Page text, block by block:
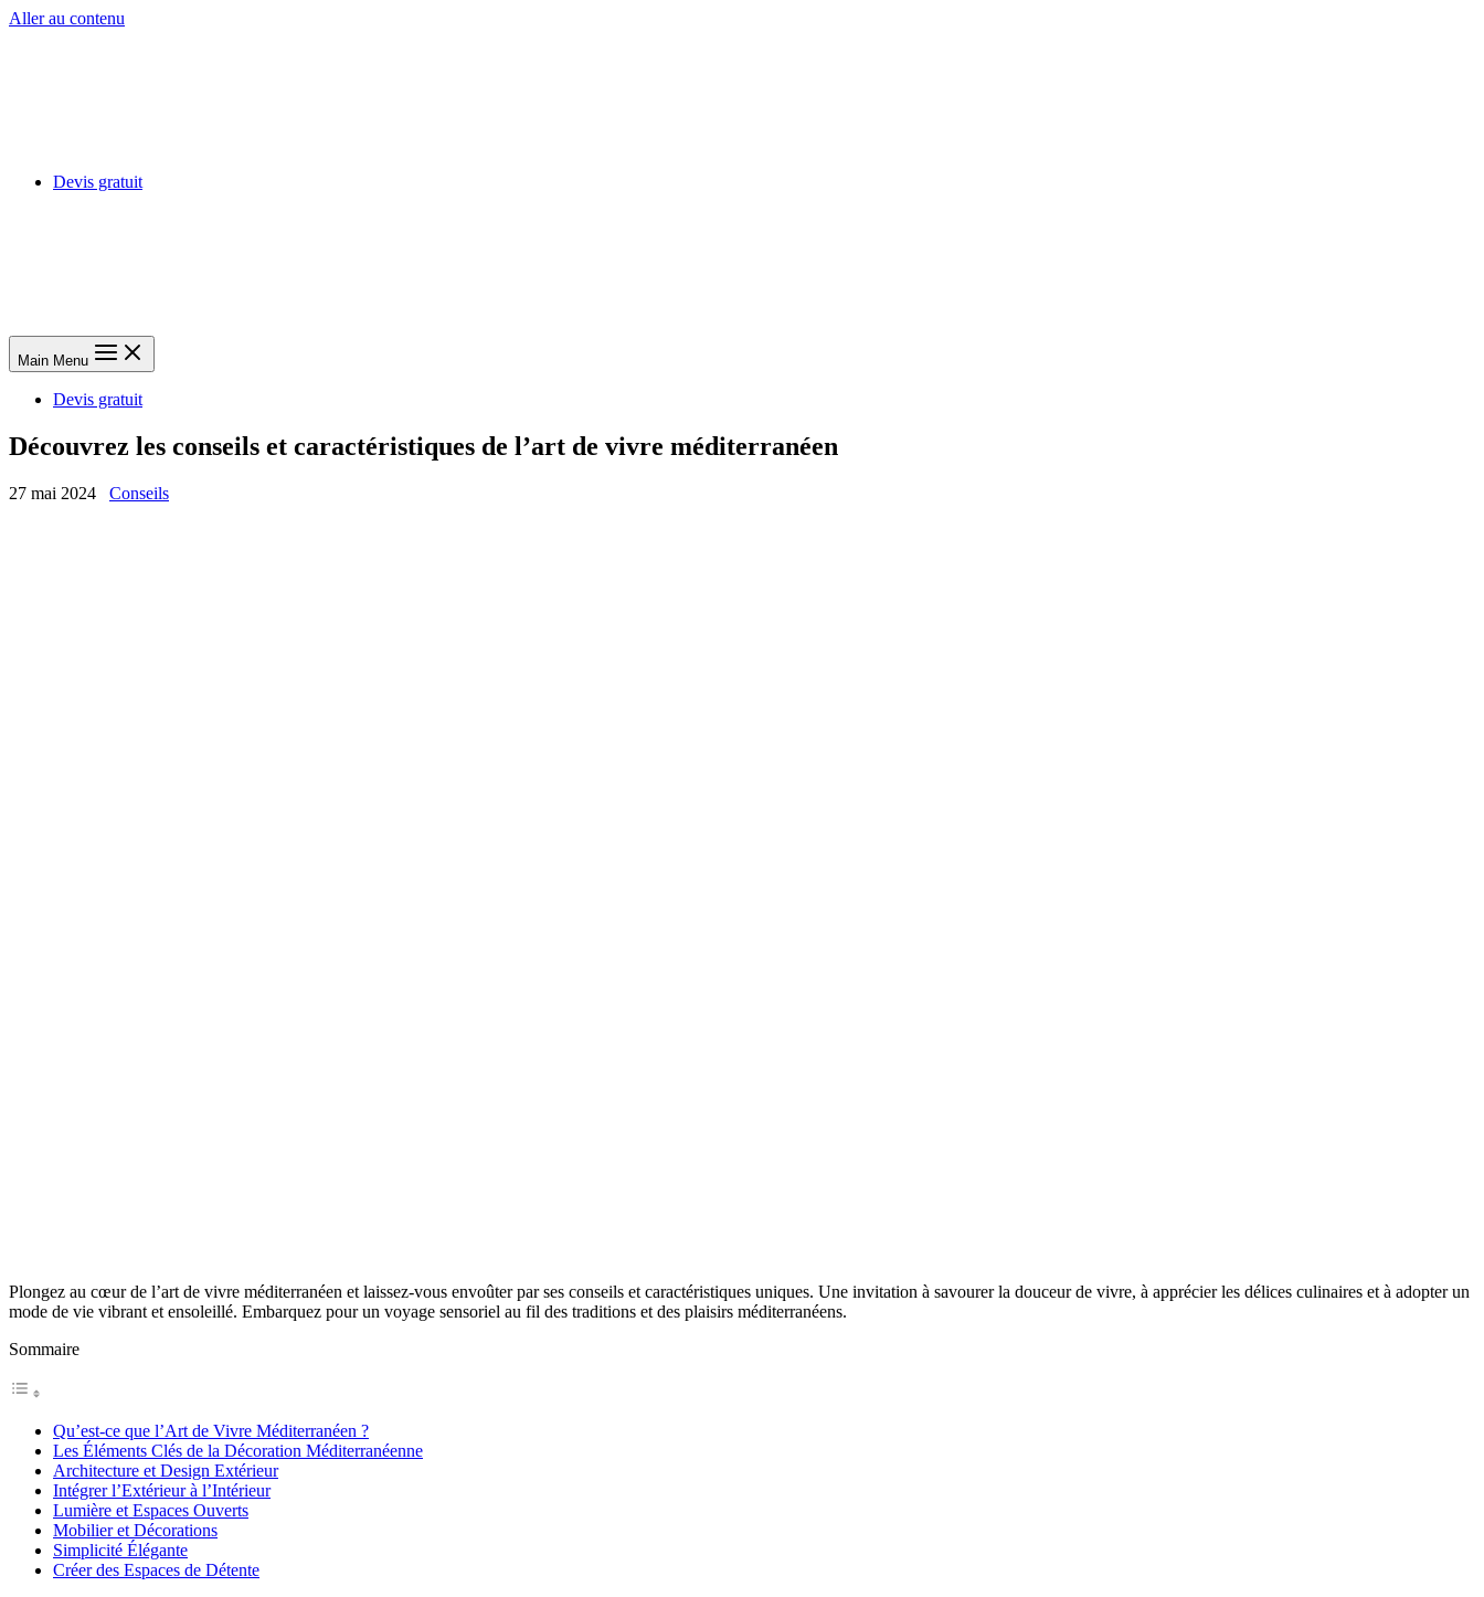
Aller au contenu
Devis gratuit
Main Menu
Devis gratuit
Découvrez les conseils et caractéristiques de l’art de vivre méditerranéen
27 mai 2024 Conseils
Plongez au cœur de l’art de vivre méditerranéen et laissez-vous envoûter par ses conseils et caractéristiques uniques. Une invitation à savourer la douceur de vivre, à apprécier les délices culinaires et à adopter un
mode de vie vibrant et ensoleillé. Embarquez pour un voyage sensoriel au fil des traditions et des plaisirs méditerranéens.
Sommaire
Qu’est-ce que l’Art de Vivre Méditerranéen ?
Les Éléments Clés de la Décoration Méditerranéenne
Architecture et Design Extérieur
Intégrer l’Extérieur à l’Intérieur
Lumière et Espaces Ouverts
Mobilier et Décorations
Simplicité Élégante
Créer des Espaces de Détente